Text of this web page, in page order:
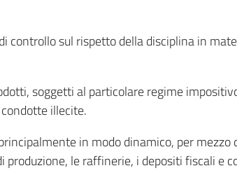
controllo sul rispetto della disciplina in
soggetti al particolare regime
illecite.
in modo dinamico, per
le raffinerie, i depositi fiscali e